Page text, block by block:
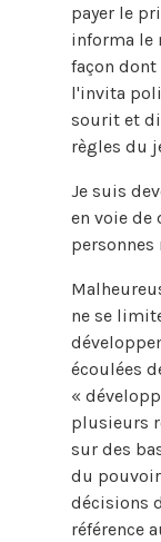
payer le
informa le
façon dont
l'invita
sourit et
règles du
Je suis
en voie de
ne se
écoulées
«
plusieurs
sur des
du
décisions
référence